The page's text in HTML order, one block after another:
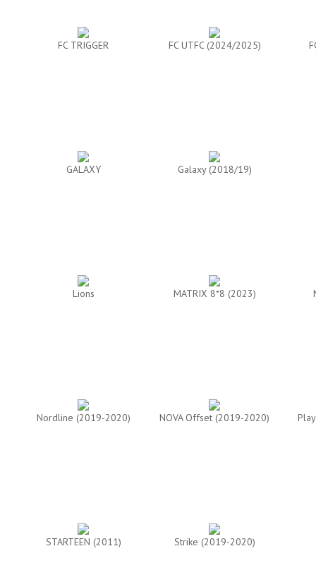
FC TRIGGER FC UTFC (2024/2025)
GALAXY Galaxy (2018/19)
Lions MATRIX 8*8 (2023)
Nordline (2019-2020) NOVA Offset (2019-2020)
STARTEEN (2011) Strike (2019-2020)